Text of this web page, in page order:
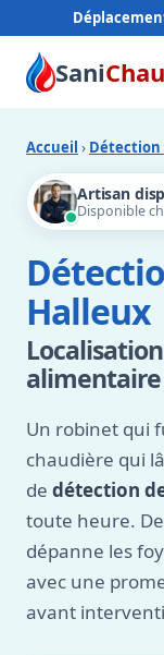
Sani
Accueil ›
Artisan
Disponible
Halleux
alimentaire
Un robinet qui
chaudière qui
de détection
toute heure.
dépanne les
avec une
avant